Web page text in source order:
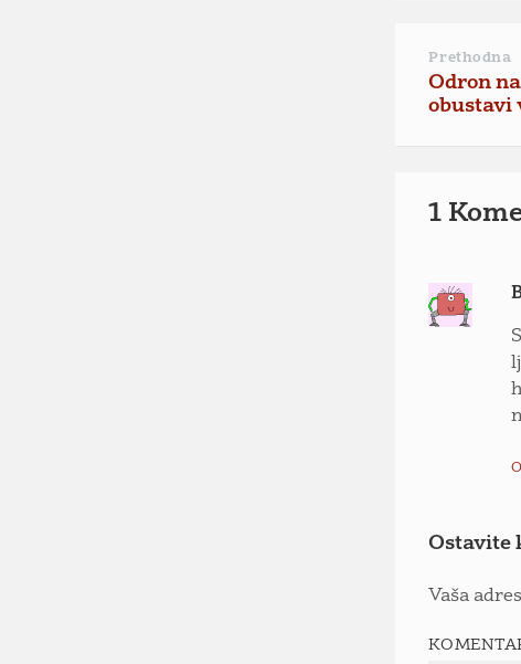
Prethodna
Odron
obustavi
1
Ostavite
Vaša